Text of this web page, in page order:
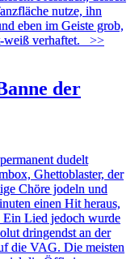
nutze, ihn
eben im Geiste grob,
weiß verhaftet.
>>
der
dudelt
Ghettoblaster, der
Chöre jodeln und
einen Hit heraus,
Ein Lied jedoch wurde
dringendst an der
die VAG. Die meisten